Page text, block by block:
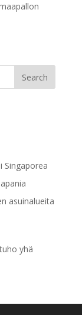
Singaporea
asuinalueita
yhä